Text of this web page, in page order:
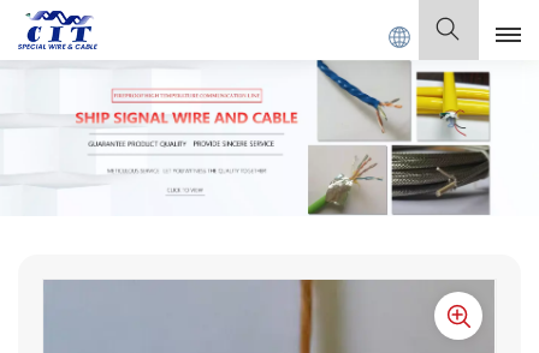
Co., Ltd. Italiano
English
Français
Italiano